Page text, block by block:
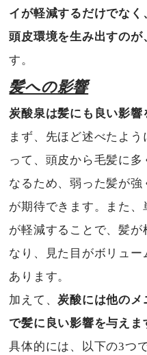
イが軽減するだけでな
頭皮環境を生み出すの
す。
髪への影響
炭酸泉は髪にも良い影響
まず、先ほど述べたよ
って、頭皮から毛髪に
なるため、弱った髪が
が期待できます。また、
が軽減することで、髪が
なり、見た目がボリュ
あります。
加えて、炭酸には他のメ
で髪に良い影響を与えま
具体的には、以下の3つで